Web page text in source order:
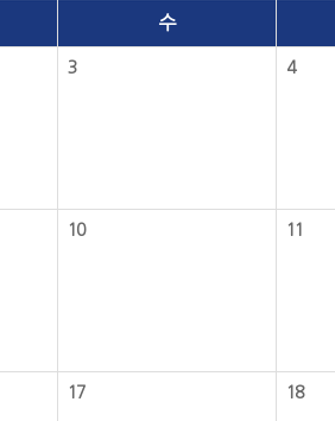
수
3 4
10 11
17 18